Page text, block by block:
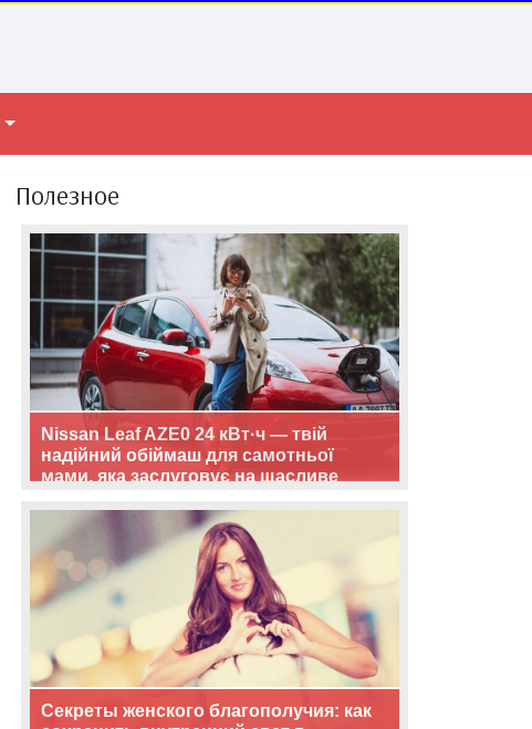
Полезное
Nissan Leaf AZE0 24 кВт·ч — твій
надійний обіймаш для самотньої
мами, яка заслуговує на щасливе
Секреты женского благополучия: как